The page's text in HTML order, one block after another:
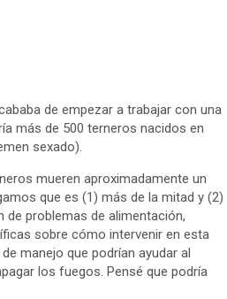
de empezar a trabajar con una
más de 500 terneros nacidos en
sexado).
mueren aproximadamente un
que es (1) más de la mitad y (2)
problemas de alimentación,
sobre cómo intervenir en esta
manejo que podrían ayudar al
los fuegos. Pensé que podría